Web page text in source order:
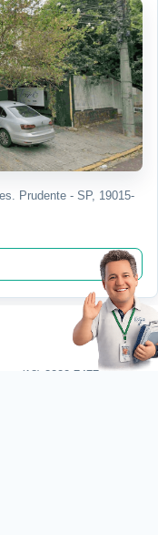
Prudente - SP, 19015-
(18) 3222-7477